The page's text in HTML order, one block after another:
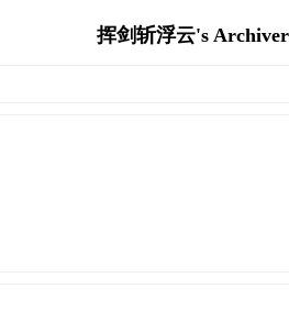
挥剑斩浮云's Archiver